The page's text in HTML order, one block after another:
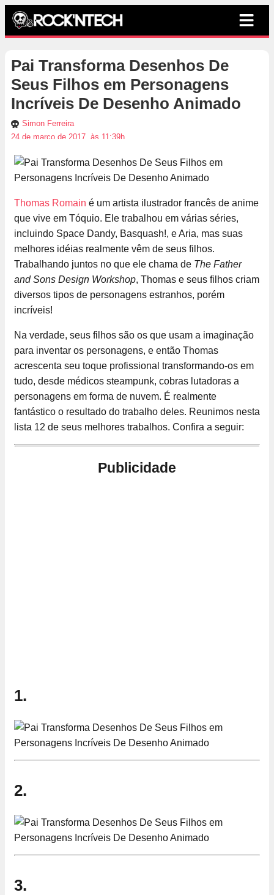
Pai Transforma Desenhos De
Seus Filhos em Personagens
Incríveis De Desenho Animado
Simon Ferreira
24 de março de 2017, às 11:39h
Thomas Romain é um artista ilustrador francês de anime
que vive em Tóquio. Ele trabalhou em várias séries,
incluindo Space Dandy, Basquash!, e Aria, mas suas
melhores idéias realmente vêm de seus filhos.
Trabalhando juntos no que ele chama de The Father
and Sons Design Workshop, Thomas e seus filhos criam
diversos tipos de personagens estranhos, porém
incríveis!
Na verdade, seus filhos são os que usam a imaginação
para inventar os personagens, e então Thomas
acrescenta seu toque profissional transformando-os em
tudo, desde médicos steampunk, cobras lutadoras a
personagens em forma de nuvem. É realmente
fantástico o resultado do trabalho deles. Reunimos nesta
lista 12 de seus melhores trabalhos. Confira a seguir:
Publicidade
1.
2.
3.